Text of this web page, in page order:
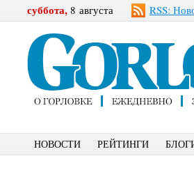
суббота, 8 августа RSS:
НОВОСТИ РЕЙТИНГИ